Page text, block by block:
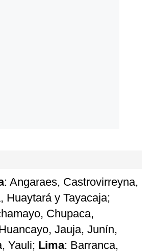
: Angaraes, Castrovirreyna,
Huaytará y Tayacaja;
Chupaca,
Jauja, Junín,
Yauli; Lima: Barranca,